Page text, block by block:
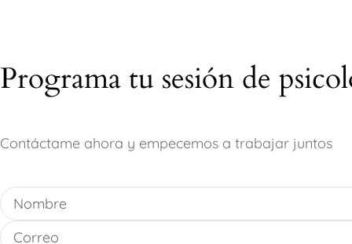
Programa tu sesión de
Contáctame ahora y empecemos a trabajar juntos